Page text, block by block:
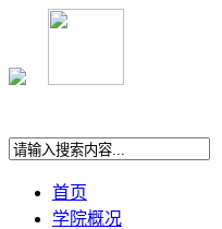
首页
学院概况